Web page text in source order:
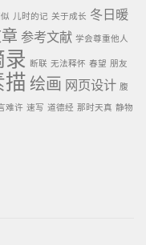
儿时的记 关于成长 冬日暖
参考文献 学会尊重他人
录 断联 无法释怀 春望 朋友
描 绘画 网页设计 腹
难许 速写 道德经 那时天真 静物